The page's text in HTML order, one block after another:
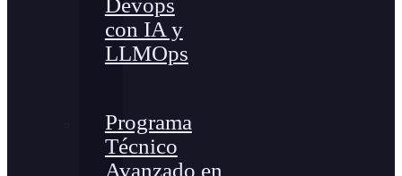
Devops
con IA y
LLMOps
Programa
Técnico
Avanzado en